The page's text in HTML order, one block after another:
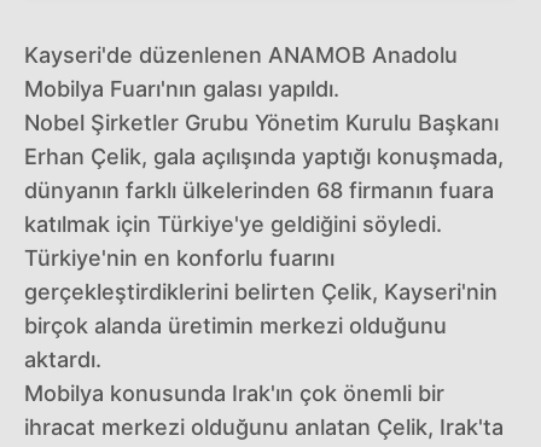
Kayseri'de düzenlenen ANAMOB Anadolu
Mobilya Fuarı'nın galası yapıldı.
Nobel Şirketler Grubu Yönetim Kurulu Başkanı
Erhan Çelik, gala açılışında yaptığı konuşmada,
dünyanın farklı ülkelerinden 68 firmanın fuara
katılmak için Türkiye'ye geldiğini söyledi.
Türkiye'nin en konforlu fuarını
gerçekleştirdiklerini belirten Çelik, Kayseri'nin
birçok alanda üretimin merkezi olduğunu
aktardı.
Mobilya konusunda Irak'ın çok önemli bir
ihracat merkezi olduğunu anlatan Çelik, Irak'ta